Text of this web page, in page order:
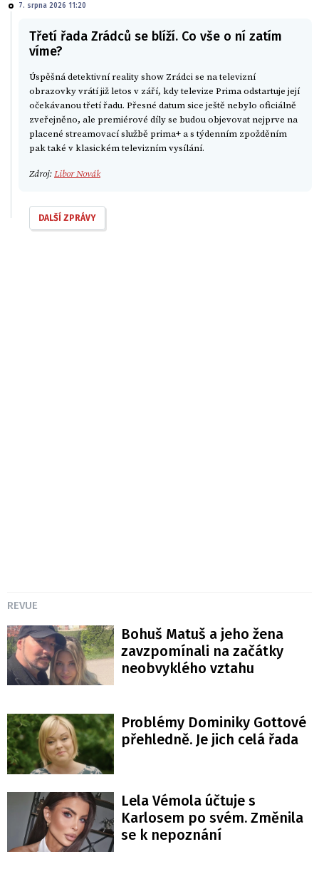
7. srpna 2026 11:20
Třetí řada Zrádců se blíží. Co vše o ní zatím
víme?
Úspěšná detektivní reality show Zrádci se na televizní
obrazovky vrátí již letos v září, kdy televize Prima odstartuje její
očekávanou třetí řadu. Přesné datum sice ještě nebylo oficiálně
zveřejněno, ale premiérové díly se budou objevovat nejprve na
placené streamovací službě prima+ a s týdenním zpožděním
pak také v klasickém televizním vysílání.
Zdroj:Libor Novák
DALŠÍ ZPRÁVY
REVUE
Bohuš Matuš a jeho žena
zavzpomínali na začátky
neobvyklého vztahu
Problémy Dominiky Gottové
přehledně. Je jich celá řada
Lela Vémola účtuje s
Karlosem po svém. Změnila
se k nepoznání